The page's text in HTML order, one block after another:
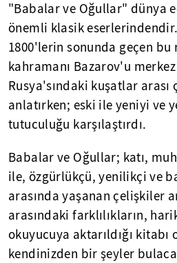
"Babalar ve Oğullar" dünya
önemli klasik
1800'lerin sonunda geçen bu
kahramanı Bazarov'u
Rusya'sındaki kuşatlar arası
anlatırken; eski ile yeniyi ve
tutuculuğu karşılaştırdı.
Babalar ve Oğullar; katı,
ile, özgürlükçü, yenilikçi ve
arasında yaşanan çelişkiler
arasındaki farklılıkların,
okuyucuya aktarıldığı
kendinizden bir şeyler